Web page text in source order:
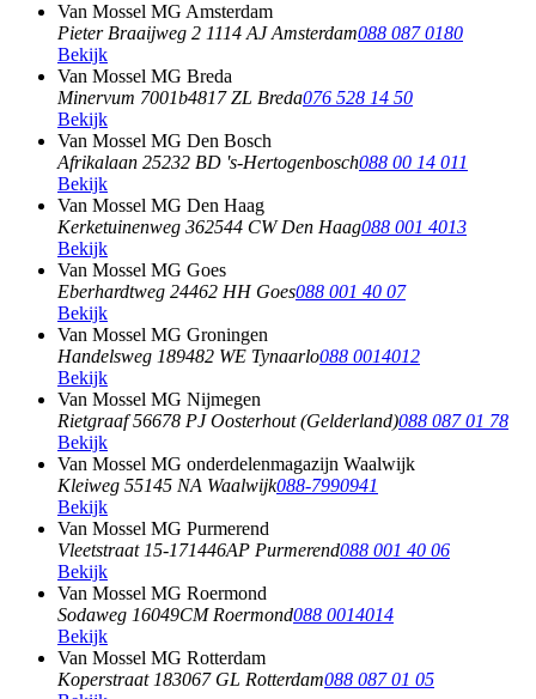
Van Mossel MG Amsterdam
Pieter Braaijweg 2 1114 AJ Amsterdam088 087 0180
Bekijk
Van Mossel MG Breda
Minervum 7001b4817 ZL Breda076 528 14 50
Bekijk
Van Mossel MG Den Bosch
Afrikalaan 25232 BD 's-Hertogenbosch088 00 14 011
Bekijk
Van Mossel MG Den Haag
Kerketuinenweg 362544 CW Den Haag088 001 4013
Bekijk
Van Mossel MG Goes
Eberhardtweg 24462 HH Goes088 001 40 07
Bekijk
Van Mossel MG Groningen
Handelsweg 189482 WE Tynaarlo088 0014012
Bekijk
Van Mossel MG Nijmegen
Rietgraaf 56678 PJ Oosterhout (Gelderland)088 087 01 78
Bekijk
Van Mossel MG onderdelenmagazijn Waalwijk
Kleiweg 55145 NA Waalwijk088-7990941
Bekijk
Van Mossel MG Purmerend
Vleetstraat 15-171446AP Purmerend088 001 40 06
Bekijk
Van Mossel MG Roermond
Sodaweg 16049CM Roermond088 0014014
Bekijk
Van Mossel MG Rotterdam
Koperstraat 183067 GL Rotterdam088 087 01 05